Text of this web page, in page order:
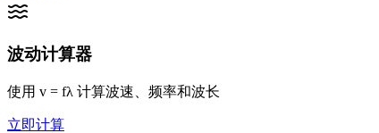
波动计算器
使用 v = fλ 计算波速、频率和波长
立即计算